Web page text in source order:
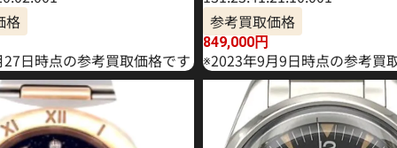
格
日時点の参考買取価格です
参考買取価格
849,000円
※2023年9月9日時点の参考買